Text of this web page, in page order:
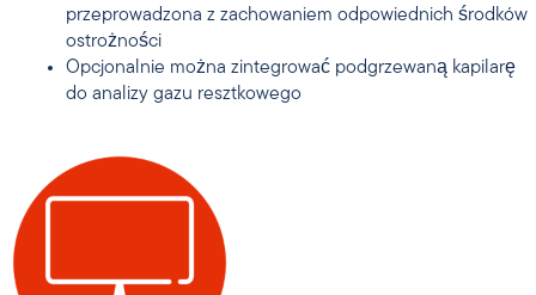
przeprowadzona z zachowaniem odpowiednich środków
ostrożności
Opcjonalnie można zintegrować podgrzewaną kapilarę
do analizy gazu resztkowego